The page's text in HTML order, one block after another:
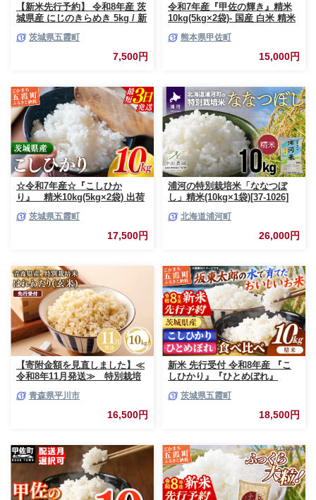
【新米先行予約】 令和8年産 茨
城県産 にじのきらめき 5kg / 新
お米 精米 旨味 安心 美味しい
茨城県五霞町
7,500円
令和7年産『甲佐の輝き』精米
10kg(5kg×2袋)- 国産 白米 精米
あり 厳選 マイスター 生活応援
ひのひかり 森のくまさん おす
すめ 熊本県 甲佐町【価格改定
熊本県甲佐町
15,000円
☆令和7年産☆『こしひか
り』 精米10kg(5kg×2袋) 出荷
米 お米 10kg コメ こめ 人気 銘
柄 家計応援 中山産業 家庭用 茨
城県産 茨城県 五霞町【価格変
茨城県五霞町
17,500円
浦河の特別栽培米「ななつぼ
し」精米(10kg×1袋)[37-1026]
北海道浦河町
26,000円
【寄附金額を見直しました】≪
令和8年11月発送≫ 特別栽培
県 平川市】
青森県平川市
16,500円
新米 先行受付 令和8年産 『こ
しひかり』『ひとめぼれ』
白米 コメ こめ 食べ比べセット
コシヒカリ ひとめぼれ 先行予
約 2026年 人気 家計応援 単一米
茨城県五霞町
18,500円